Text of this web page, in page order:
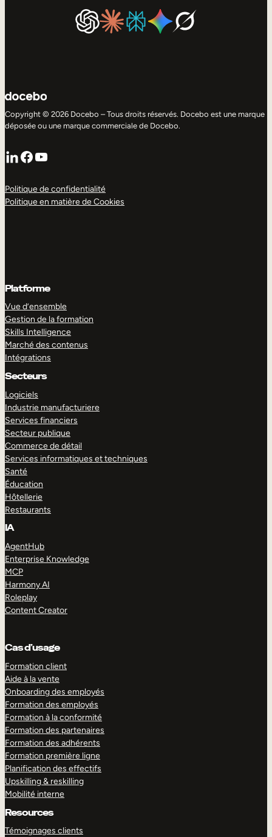
Copyright © 2026 Docebo – Tous droits réservés. Docebo est une marque
déposée ou une marque commerciale de Docebo.
LinkedIn
Facebook
YouTube
Politique de confidentialité
Politique en matière de Cookies
Platforme
Vue d’ensemble
Gestion de la formation
Skills Intelligence
Marché des contenus
Intégrations
Secteurs
Logiciels
Industrie manufacturiere
Services financiers
Secteur publique
Commerce de détail
Services informatiques et techniques
Santé
Éducation
Hôtellerie
Restaurants
IA
AgentHub
Enterprise Knowledge
MCP
Harmony AI
Roleplay
Content Creator
Cas d’usage
Formation client
Aide à la vente
Onboarding des employés
Formation des employés
Formation à la conformité
Formation des partenaires
Formation des adhérents
Formation première ligne
Planification des effectifs
Upskilling & reskilling
Mobilité interne
Resources
Témoignages clients